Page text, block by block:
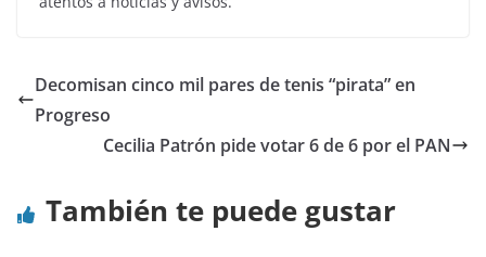
Decomisan cinco mil pares de tenis “pirata” en
Progreso
Cecilia Patrón pide votar 6 de 6 por el PAN
También te puede gustar